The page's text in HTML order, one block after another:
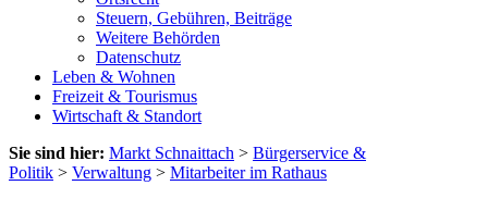
Steuern, Gebühren, Beiträge
Weitere Behörden
Datenschutz
Leben & Wohnen
Freizeit & Tourismus
Wirtschaft & Standort
Sie sind hier: Markt Schnaittach > Bürgerservice &
Politik > Verwaltung > Mitarbeiter im Rathaus